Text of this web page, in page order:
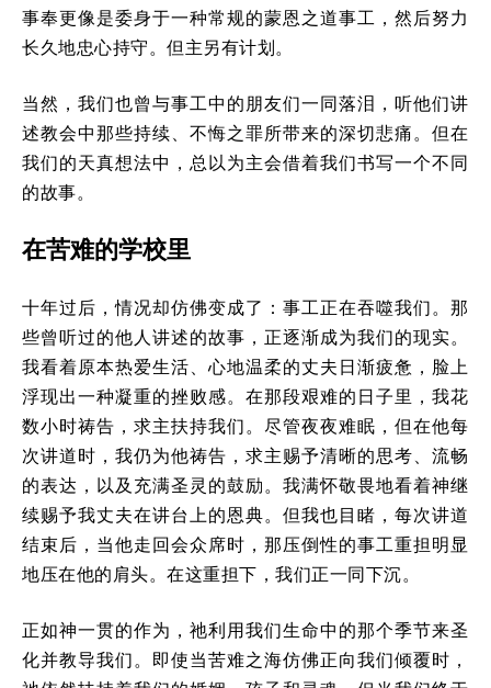
事奉更像是委身于一种常规的蒙恩之道事工，然后努力
长久地忠心持守。但主另有计划。
当然，我们也曾与事工中的朋友们一同落泪，听他们讲
述教会中那些持续、不悔之罪所带来的深切悲痛。但在
我们的天真想法中，总以为主会借着我们书写一个不同
的故事。
在苦难的学校里
十年过后，情况却仿佛变成了：事工正在吞噬我们。那
些曾听过的他人讲述的故事，正逐渐成为我们的现实。
我看着原本热爱生活、心地温柔的丈夫日渐疲惫，脸上
浮现出一种凝重的挫败感。在那段艰难的日子里，我花
数小时祷告，求主扶持我们。尽管夜夜难眠，但在他每
次讲道时，我仍为他祷告，求主赐予清晰的思考、流畅
的表达，以及充满圣灵的鼓励。我满怀敬畏地看着神继
续赐予我丈夫在讲台上的恩典。但我也目睹，每次讲道
结束后，当他走回会众席时，那压倒性的事工重担明显
地压在他的肩头。在这重担下，我们正一同下沉。
正如神一贯的作为，祂利用我们生命中的那个季节来圣
化并教导我们。即使当苦难之海仿佛正向我们倾覆时，